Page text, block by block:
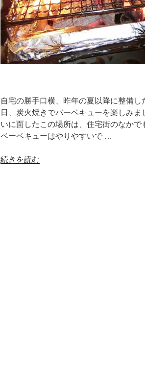
自宅の勝手口横、昨年の夏以降に整備
日、炭火焼きでバーベキューを楽しみ
いに面したこの場所は、住宅街のなかで
ベーベキューはやりやすいで …
“自
続きを読む